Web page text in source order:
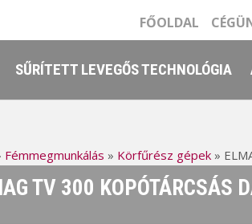
FŐOLDAL
SŰRÍTETT LEVEGŐS TECHNOLÓGIA
Fémmegmunkálás » Körfűrész gépek»
TV 300 KOPÓTÁRCSÁS